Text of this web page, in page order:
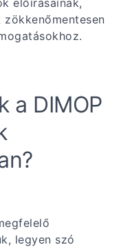
a DIMOP
legyen szó